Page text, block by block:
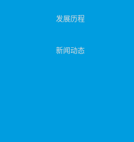
发展历程
新闻动态